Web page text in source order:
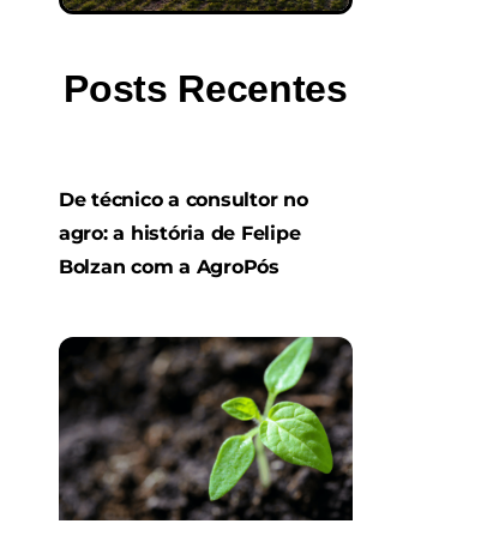
Posts Recentes
De técnico a consultor no
agro: a história de Felipe
Bolzan com a AgroPós